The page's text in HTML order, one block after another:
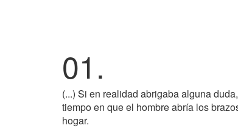
01.
(...) Si en realidad abrigaba alguna
tiempo en que el hombre abría los
hogar.